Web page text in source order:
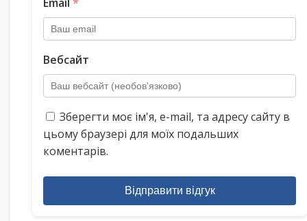
Вебсайт
Зберегти моє ім'я, e-mail, та адресу сайту в
цьому браузері для моїх подальших
коментарів.
Відправити відгук